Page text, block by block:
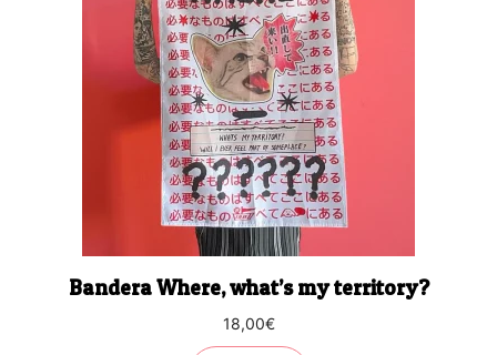
Bandera Where, what’s my territory?
18,00€